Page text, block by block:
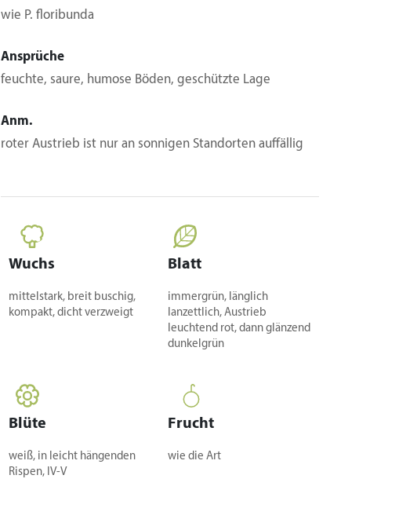
wie P. floribunda
Ansprüche
feuchte, saure, humose Böden, geschützte Lage
Anm.
roter Austrieb ist nur an sonnigen Standorten auffällig
Wuchs
mittelstark, breit buschig,
kompakt, dicht verzweigt
Blatt
immergrün, länglich
lanzettlich, Austrieb
leuchtend rot, dann glänzend
dunkelgrün
Blüte
weiß, in leicht hängenden
Rispen, IV-V
Frucht
wie die Art